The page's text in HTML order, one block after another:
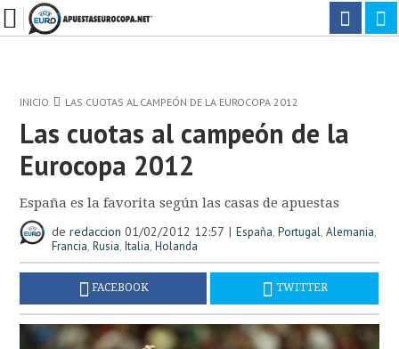
INICIO LAS CUOTAS AL CAMPEÓN DE LA EUROCOPA 2012
Las cuotas al campeón de la
Eurocopa 2012
España es la favorita según las casas de apuestas
deredaccion 01/02/2012 12:57 España,Portugal,Alemania,
Francia,Rusia,Italia,Holanda
FACEBOOK TWITTER